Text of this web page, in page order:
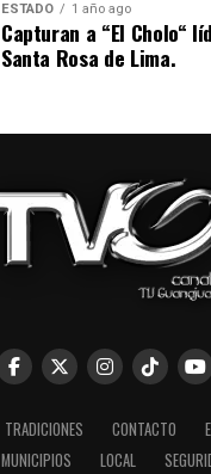
ESTADO 1 año ago
Capturan a “El Cholo“
Santa Rosa de Lima.
TRADICIONES CONTACTO
MUNICIPIOS
LOCAL